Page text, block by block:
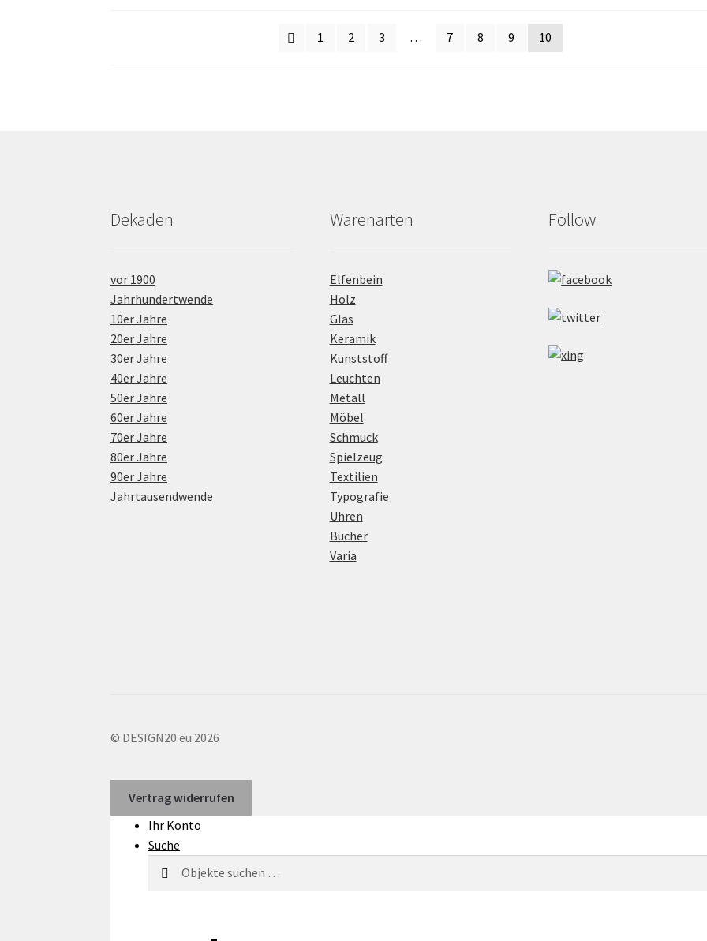
1 2 3 … 7 8 9 10
Dekaden
vor 1900
Jahrhundertwende
10er Jahre
20er Jahre
30er Jahre
40er Jahre
50er Jahre
60er Jahre
70er Jahre
80er Jahre
90er Jahre
Jahrtausendwende
Warenarten
Elfenbein
Holz
Glas
Keramik
Kunststoff
Leuchten
Metall
Möbel
Schmuck
Spielzeug
Textilien
Typografie
Uhren
Bücher
Varia
Follow
© DESIGN20.eu 2026
Vertrag widerrufen
Ihr Konto
Suche